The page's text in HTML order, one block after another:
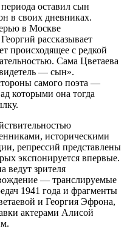
оставил сын
в своих дневниках.
в Москве
рассказывает
происходящее с редкой
Сама Цветаева
— сын».
самого поэта —
которыми она тогда
историческими
репрессий представлены
экспонируется впервые.
ведут зрителя
— транслируемые
1941 года и фрагменты
и Георгия Эфрона,
актерами Алисой